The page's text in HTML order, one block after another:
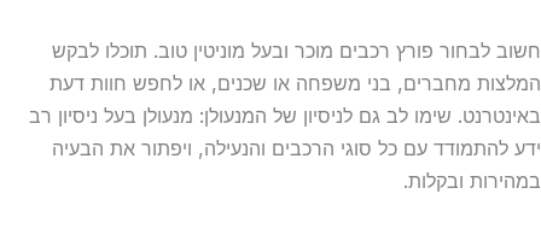
חשוב לבחור פורץ רכבים מוכר ובעל מוניטין טוב. תוכלו לבקש
המלצות מחברים, בני משפחה או שכנים, או לחפש חוות דעת
באינטרנט. שימו לב גם לניסיון של המנעולן: מנעולן בעל ניסיון רב
ידע להתמודד עם כל סוגי הרכבים והנעילה, ויפתור את הבעיה
במהירות ובקלות.